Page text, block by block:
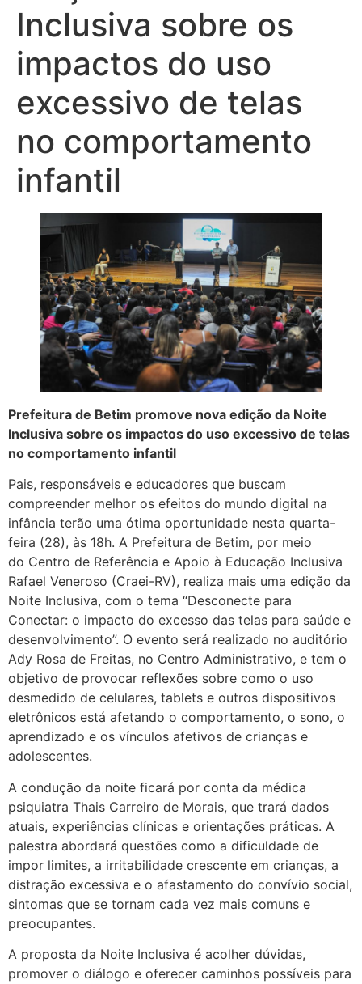
Inclusiva sobre os
impactos do uso
excessivo de telas
no comportamento
infantil
Prefeitura de Betim promove nova edição da Noite
Inclusiva sobre os impactos do uso excessivo de telas
no comportamento infantil
Pais, responsáveis e educadores que buscam
compreender melhor os efeitos do mundo digital na
infância terão uma ótima oportunidade nesta quarta-
feira (28), às 18h. A Prefeitura de Betim, por meio
do Centro de Referência e Apoio à Educação Inclusiva
Rafael Veneroso (Craei-RV), realiza mais uma edição da
Noite Inclusiva, com o tema “Desconecte para
Conectar: o impacto do excesso das telas para saúde e
desenvolvimento”. O evento será realizado no auditório
Ady Rosa de Freitas, no Centro Administrativo, e tem o
objetivo de provocar reflexões sobre como o uso
desmedido de celulares, tablets e outros dispositivos
eletrônicos está afetando o comportamento, o sono, o
aprendizado e os vínculos afetivos de crianças e
adolescentes.
A condução da noite ficará por conta da médica
psiquiatra Thais Carreiro de Morais, que trará dados
atuais, experiências clínicas e orientações práticas. A
palestra abordará questões como a dificuldade de
impor limites, a irritabilidade crescente em crianças, a
distração excessiva e o afastamento do convívio social,
sintomas que se tornam cada vez mais comuns e
preocupantes.
A proposta da Noite Inclusiva é acolher dúvidas,
promover o diálogo e oferecer caminhos possíveis para